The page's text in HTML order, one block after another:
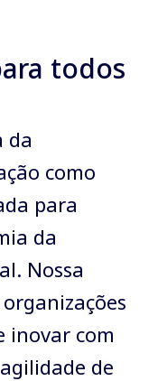
todos
da
como
para
da
Nossa
inovar com
de